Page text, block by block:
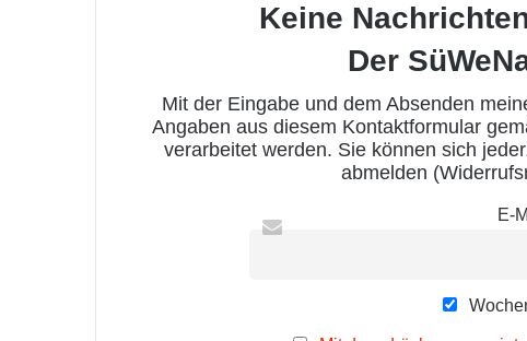
Keine
Der
Mit der Eingabe und dem Absenden
Angaben aus diesem Kontaktformular
verarbeitet werden. Sie können sich
abmelden
E-